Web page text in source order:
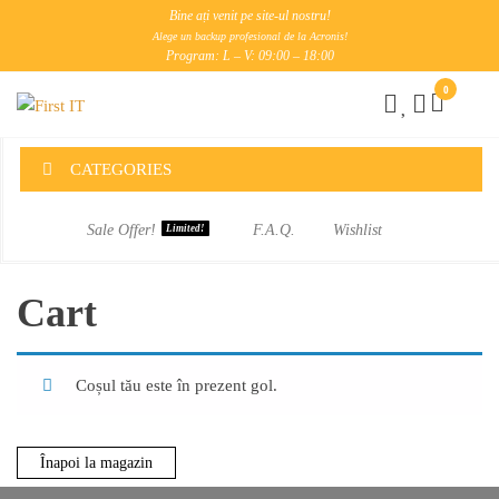
content
Bine ați venit pe site-ul nostru!
Alege un backup profesional de la Acronis!
Program: L – V: 09:00 – 18:00
IT
0
CATEGORIES
Sale Offer! Limited! F.A.Q. Wishlist
Cart
Coșul tău este în prezent gol.
Înapoi la magazin